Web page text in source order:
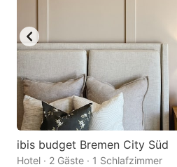
ibis budget Bremen City Süd
Hotel · 2 Gäste · 1 Schlafzimmer